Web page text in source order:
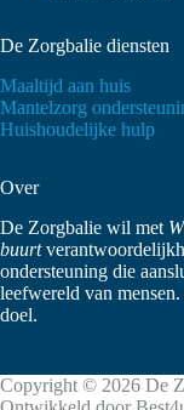
De Zorgbalie diensten
Maaltijd aan huis
Mantelzorg
Huishoudelijke hulp
Over
De Zorgbalie wil met
buurt
ondersteuning die
leefwereld van
doel.
Copyright © 2026 De